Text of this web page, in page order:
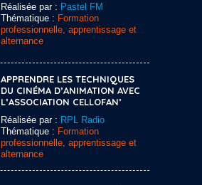
Réalisée par : Pastel FM
Thématique : Formation
professionnelle, apprentissage et
alternance
APPRENDRE LES TECHNIQUES
DU CINÉMA D’ANIMATION AVEC
L’ASSOCIATION CELLOFAN’
Réalisée par : RPL Radio
Thématique : Formation
professionnelle, apprentissage et
alternance